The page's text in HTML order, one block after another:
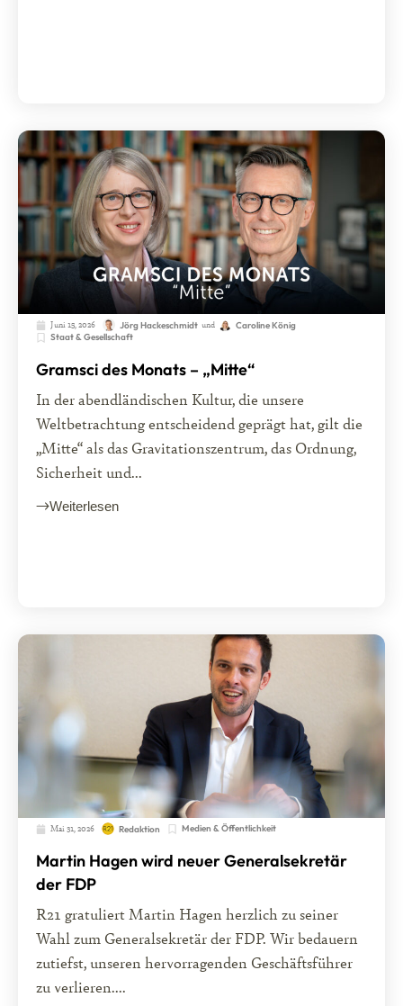
Juni 15, 2026 Jörg Hackeschmidt und
Caroline König
Staat & Gesellschaft
Gramsci des Monats – „Mitte“
In der abendländischen Kultur, die unsere
Weltbetrachtung entscheidend geprägt hat, gilt die
„Mitte“ als das Gravitationszentrum, das Ordnung,
Sicherheit und...
Weiterlesen
Mai 31, 2026 Redaktion Medien & Öffentlichkeit
Martin Hagen wird neuer Generalsekretär
der FDP
R21 gratuliert Martin Hagen herzlich zu seiner
Wahl zum Generalsekretär der FDP. Wir bedauern
zutiefst, unseren hervorragenden Geschäftsführer
zu verlieren....